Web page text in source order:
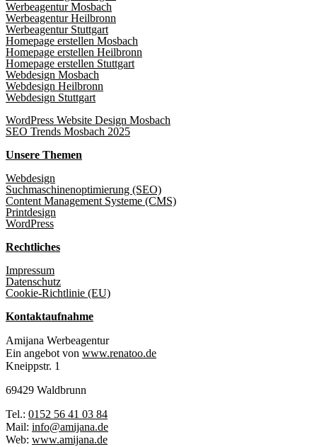
Werbeagentur Mosbach
Werbeagentur Heilbronn
Werbeagentur Stuttgart
Homepage erstellen Mosbach
Homepage erstellen Heilbronn
Homepage erstellen Stuttgart
Webdesign Mosbach
Webdesign Heilbronn
Webdesign Stuttgart
WordPress Website Design Mosbach
SEO Trends Mosbach 2025
Unsere Themen
Webdesign
Suchmaschinenoptimierung (SEO)
Content Management Systeme (CMS)
Printdesign
WordPress
Rechtliches
Impressum
Datenschutz
Cookie-Richtlinie (EU)
Kontaktaufnahme
Amijana Werbeagentur
Ein angebot von www.renatoo.de
Kneippstr. 1
69429 Waldbrunn
Tel.: 0152 56 41 03 84
Mail: info@amijana.de
Web: www.amijana.de